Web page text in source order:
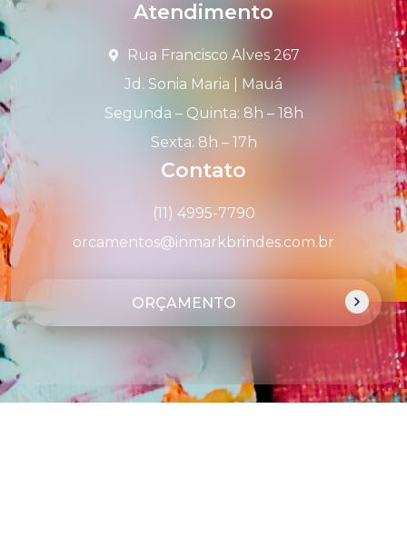
Atendimento
Rua Francisco Alves 267
Jd. Sonia Maria | Mauá
Segunda – Quinta: 8h – 18h
Sexta: 8h – 17h
Contato
(11) 4995-7790
orcamentos@inmarkbrindes.com.br
ORÇAMENTO